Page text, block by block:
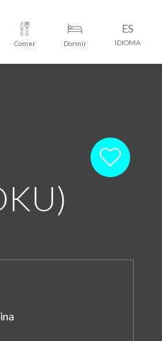
Comer Dormir
ES
IDIOMA